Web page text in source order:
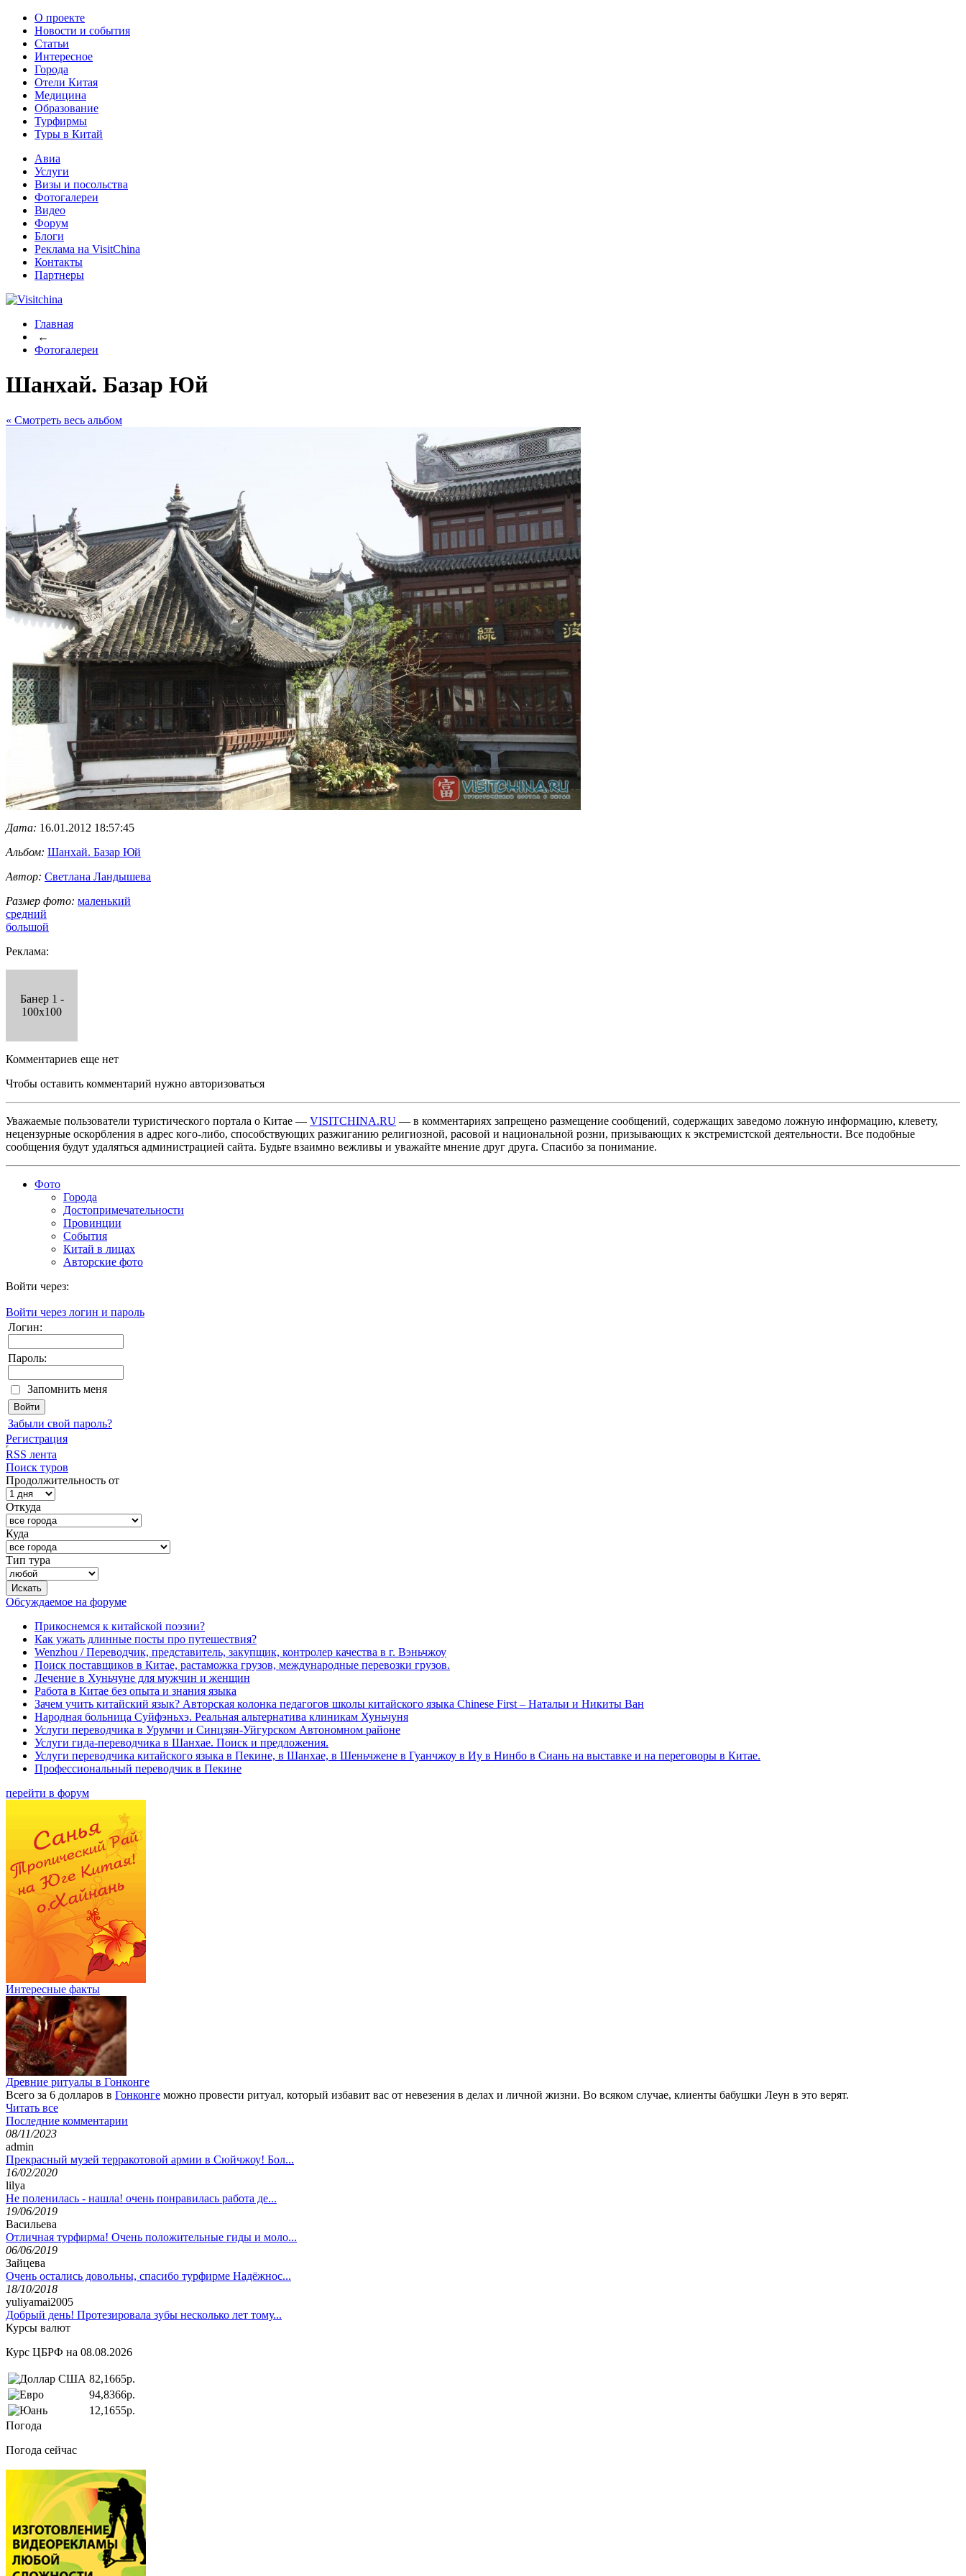
О проекте
Новости и события
Статьи
Интересное
Города
Отели Китая
Медицина
Образование
Турфирмы
Туры в Китай
Авиа
Услуги
Визы и посольства
Фотогалереи
Видео
Форум
Блоги
Реклама на VisitChina
Контакты
Партнеры
Главная
←
Фотогалереи
Шанхай. Базар Юй
« Cмотреть весь альбом
Дата: 16.01.2012 18:57:45
Альбом: Шанхай. Базар Юй
Автор: Светлана Ландышева
Размер фото: маленький
средний
большой
Реклама:
Банер 1 -
100x100
Комментариев еще нет
Чтобы оставить комментарий нужно авторизоваться
Уважаемые пользователи туристического портала о Китае — VISITCHINA.RU — в комментариях запрещено размещение сообщений, содержащих заведомо ложную информацию, клевету,
нецензурные оскорбления в адрес кого-либо, способствующих разжиганию религиозной, расовой и национальной розни, призывающих к экстремистской деятельности. Все подобные
сообщения будут удаляться администрацией сайта. Будьте взаимно вежливы и уважайте мнение друг друга. Спасибо за понимание.
Фото
Города
Достопримечательности
Провинции
События
Китай в лицах
Авторские фото
Войти через:
Войти через логин и пароль
Логин:
Пароль:
Запомнить меня
Забыли свой пароль?
Регистрация
RSS лента
Поиск туров
Продолжительность от
Откуда
Куда
Тип тура
Обсуждаемое на форуме
Прикоснемся к китайской поэзии?
Как ужать длинные посты про путешествия?
Wenzhou / Переводчик, представитель, закупщик, контролер качества в г. Вэньчжоу
Поиск поставщиков в Китае, растаможка грузов, международные перевозки грузов.
Лечение в Хуньчуне для мужчин и женщин
Работа в Китае без опыта и знания языка
Зачем учить китайский язык? Авторская колонка педагогов школы китайского языка Chinese First – Натальи и Никиты Ван
Народная больница Суйфэньхэ. Реальная альтернатива клиникам Хуньчуня
Услуги переводчика в Урумчи и Синцзян-Уйгурском Автономном районе
Услуги гида-переводчика в Шанхае. Поиск и предложения.
Услуги переводчика китайского языка в Пекине, в Шанхае, в Шеньчжене в Гуанчжоу в Иу в Нинбо в Сиань на выставке и на переговоры в Китае.
Профессиональный переводчик в Пекине
перейти в форум
Интересные факты
Древние ритуалы в Гонконге
Всего за 6 долларов в Гонконге можно провести ритуал, который избавит вас от невезения в делах и личной жизни. Во всяком случае, клиенты бабушки Леун в это верят.
Читать все
Последние комментарии
08/11/2023
admin
Прекрасный музей терракотовой армии в Сюйчжоу! Бол...
16/02/2020
lilya
Не поленилась - нашла! очень понравилась работа де...
19/06/2019
Васильева
Отличная турфирма! Очень положительные гиды и моло...
06/06/2019
Зайцева
Очень остались довольны, спасибо турфирме Надёжнос...
18/10/2018
yuliyamai2005
Добрый день! Протезировала зубы несколько лет тому...
Курсы валют
Курс ЦБРФ на 08.08.2026
82,1665р.
94,8366р.
12,1655р.
Погода
Погода сейчас